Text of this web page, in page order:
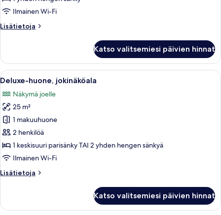
perushuone,
1
yhden
sänky
kuvat
Ilmainen Wi-Fi
Lisätietoja
Lisätietoja
perushuone,
yhden
sänky
Katso valitsemiesi päivien hinnat
Avaa
kaikki
huonetyypin
Deluxe-
huone,
jokinäköala
kuvat
Moderni hotellihuone, jossa on
7
Deluxe-huone, jokinäköala
Näkymä joelle
25 m²
1 makuuhuone
2 henkilöä
1 keskisuuri parisänky TAI 2 yhden hengen sänkyä
Ilmainen Wi-Fi
Lisätietoja
Lisätietoja
jokinäköala
Katso valitsemiesi päivien hinnat